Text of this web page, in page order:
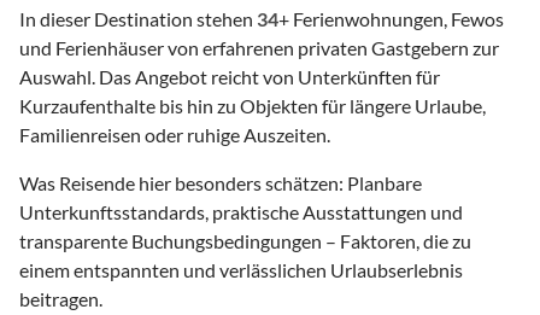
In dieser Destination stehen 34+ Ferienwohnungen, Fewos
und Ferienhäuser von erfahrenen privaten Gastgebern zur
Auswahl. Das Angebot reicht von Unterkünften für
Kurzaufenthalte bis hin zu Objekten für längere Urlaube,
Familienreisen oder ruhige Auszeiten.
Was Reisende hier besonders schätzen: Planbare
Unterkunftsstandards, praktische Ausstattungen und
transparente Buchungsbedingungen – Faktoren, die zu
einem entspannten und verlässlichen Urlaubserlebnis
beitragen.